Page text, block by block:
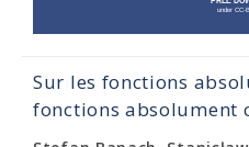
Sur les fonctions
fonctions absolument